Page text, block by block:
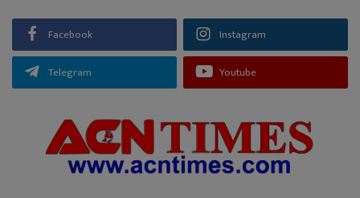
Facebook Instagram
Telegram Youtube